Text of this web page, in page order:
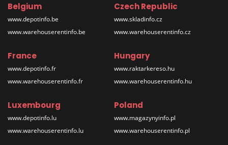
Belgium
www.depotinfo.be
www.warehouserentinfo.be
Czech Republic
www.skladinfo.cz
www.warehouserentinfo.cz
France
www.depotinfo.fr
www.warehouserentinfo.fr
Hungary
www.raktarkereso.hu
www.warehouserentinfo.hu
Luxembourg
www.depotinfo.lu
www.warehouserentinfo.lu
Poland
www.magazynyinfo.pl
www.warehouserentinfo.pl